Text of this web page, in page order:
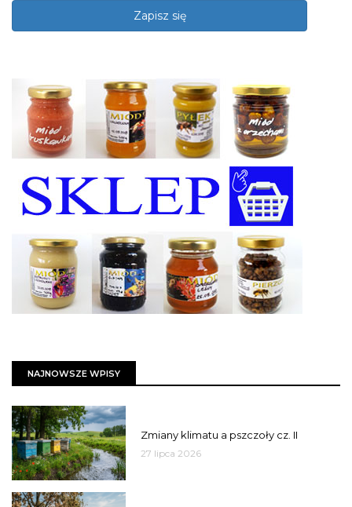
NAJNOWSZE WPISY
Zmiany klimatu a pszczoły cz. II
27 lipca 2026